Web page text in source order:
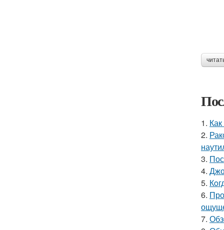
1.
2.
3.
4.
5.
6.
7.